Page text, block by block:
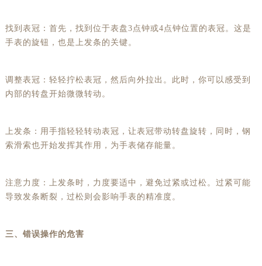
找到表冠：首先，找到位于表盘3点钟或4点钟位置的表冠。这是
手表的旋钮，也是上发条的关键。
调整表冠：轻轻拧松表冠，然后向外拉出。此时，你可以感受到
内部的转盘开始微微转动。
上发条：用手指轻轻转动表冠，让表冠带动转盘旋转，同时，钢
索滑索也开始发挥其作用，为手表储存能量。
注意力度：上发条时，力度要适中，避免过紧或过松。过紧可能
导致发条断裂，过松则会影响手表的精准度。
三、错误操作的危害